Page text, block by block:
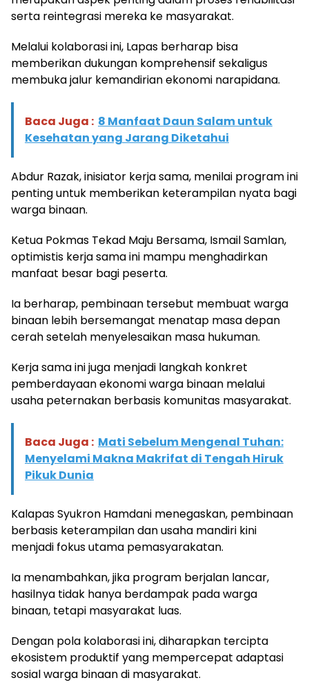
serta reintegrasi mereka ke masyarakat.
Melalui kolaborasi ini, Lapas berharap bisa
memberikan dukungan komprehensif sekaligus
membuka jalur kemandirian ekonomi narapidana.
Baca Juga : 8 Manfaat Daun Salam untuk
Kesehatan yang Jarang Diketahui
Abdur Razak, inisiator kerja sama, menilai program ini
penting untuk memberikan keterampilan nyata bagi
warga binaan.
Ketua Pokmas Tekad Maju Bersama, Ismail Samlan,
optimistis kerja sama ini mampu menghadirkan
manfaat besar bagi peserta.
Ia berharap, pembinaan tersebut membuat warga
binaan lebih bersemangat menatap masa depan
cerah setelah menyelesaikan masa hukuman.
Kerja sama ini juga menjadi langkah konkret
pemberdayaan ekonomi warga binaan melalui
usaha peternakan berbasis komunitas masyarakat.
Baca Juga : Mati Sebelum Mengenal Tuhan:
Menyelami Makna Makrifat di Tengah Hiruk
Pikuk Dunia
Kalapas Syukron Hamdani menegaskan, pembinaan
berbasis keterampilan dan usaha mandiri kini
menjadi fokus utama pemasyarakatan.
Ia menambahkan, jika program berjalan lancar,
hasilnya tidak hanya berdampak pada warga
binaan, tetapi masyarakat luas.
Dengan pola kolaborasi ini, diharapkan tercipta
ekosistem produktif yang mempercepat adaptasi
sosial warga binaan di masyarakat.